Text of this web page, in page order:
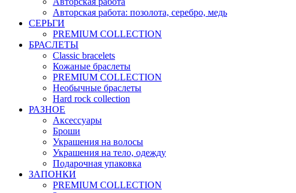
Авторская работа: позолота, серебро, медь
СЕРЬГИ
PREMIUM COLLECTION
БРАСЛЕТЫ
Classic bracelets
Кожаные браслеты
PREMIUM COLLECTION
Необычные браслеты
Hard rock collection
РАЗНОЕ
Аксессуары
Броши
Украшения на волосы
Украшения на тело, одежду
Подарочная упаковка
ЗАПОНКИ
PREMIUM COLLECTION